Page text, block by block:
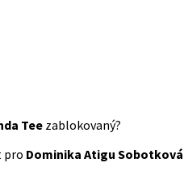
Tee zablokovaný?
pro Dominika Atigu Sobotková